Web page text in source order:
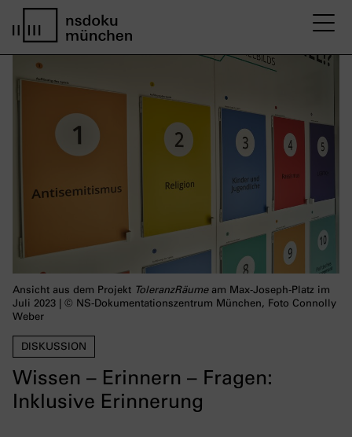
DISKUSSION
Wissen – Erinnern – Fragen:
Inklusive Erinnerung
Ansicht aus dem Projekt ToleranzRäumeam Max-Joseph-Platz im
Juli 2023 | © NS-Dokumentationszentrum München, Foto Connolly
Weber